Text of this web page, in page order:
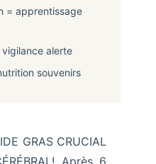
= apprentissage
alerte
souvenirs
GRAS CRUCIAL